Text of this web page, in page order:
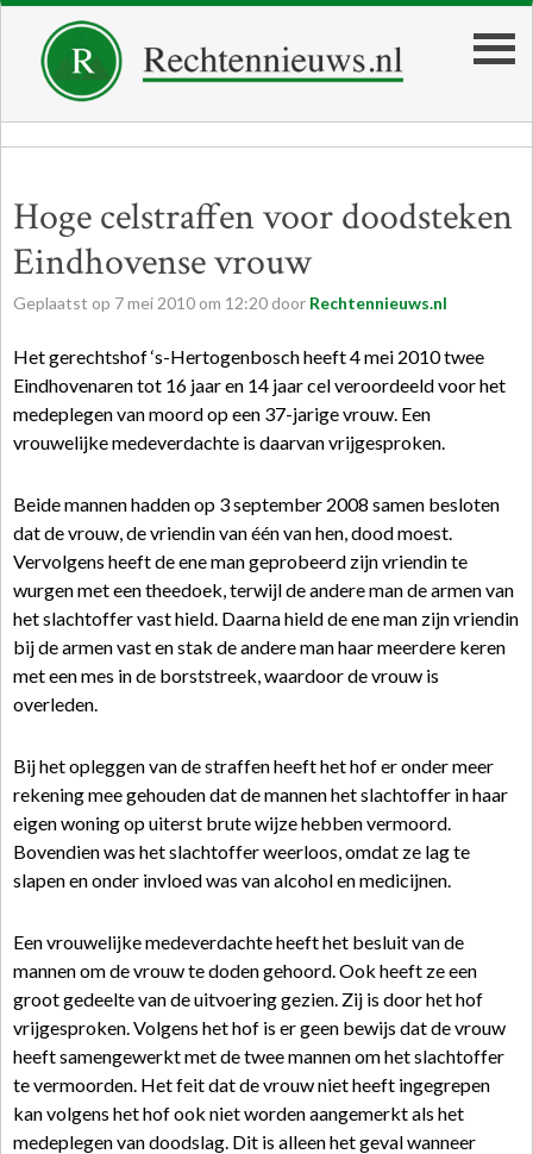
Hoge celstraffen voor doodsteken
Eindhovense vrouw
Geplaatst op 7mei 2010 om 12:20 door Rechtennieuws.nl
Het gerechtshof ‘s-Hertogenbosch heeft 4 mei 2010 twee
Eindhovenaren tot 16 jaar en 14 jaar cel veroordeeld voor het
medeplegen van moord op een 37-jarige vrouw. Een
vrouwelijke medeverdachte is daarvan vrijgesproken.
Beide mannen hadden op 3 september 2008 samen besloten
dat de vrouw, de vriendin van één van hen, dood moest.
Vervolgens heeft de ene man geprobeerd zijn vriendin te
wurgen met een theedoek, terwijl de andere man de armen van
het slachtoffer vast hield. Daarna hield de ene man zijn vriendin
bij de armen vast en stak de andere man haar meerdere keren
met een mes in de borststreek, waardoor de vrouw is
overleden.
Bij het opleggen van de straffen heeft het hof er onder meer
rekening mee gehouden dat de mannen het slachtoffer in haar
eigen woning op uiterst brute wijze hebben vermoord.
Bovendien was het slachtoffer weerloos, omdat ze lag te
slapen en onder invloed was van alcohol en medicijnen.
Een vrouwelijke medeverdachte heeft het besluit van de
mannen om de vrouw te doden gehoord. Ook heeft ze een
groot gedeelte van de uitvoering gezien. Zij is door het hof
vrijgesproken. Volgens het hof is er geen bewijs dat de vrouw
heeft samengewerkt met de twee mannen om het slachtoffer
te vermoorden. Het feit dat de vrouw niet heeft ingegrepen
kan volgens het hof ook niet worden aangemerkt als het
medeplegen van doodslag. Dit is alleen het geval wanneer